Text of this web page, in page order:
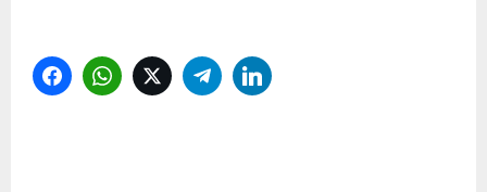
FacebookWhatsAppTwitterTelegram